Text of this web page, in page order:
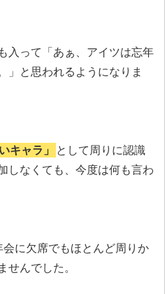
入って「あぁ、アイツは忘年
」と思われるようになりま
キャラ」
として周りに認識
しなくても、今度は何も言わ
に欠席でもほとんど周りか
せんでした。